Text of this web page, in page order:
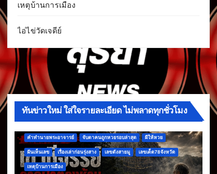
เหตุบ้านการเมือง
ไอ่ไข่วัดเจดีย์
ทันข่าวใหม่ ใส่ใจรายละเอียด ไม่พลาดทุกชั่วโมง
คำทำนายพระอาจารย์ จับตาคนถูกหวยรอบล่าสุด ผีให้หวย
ฝันเห็นเลข เรื่องเล่าก่อนรุ่งสาง เลขดังสายมู เลขเด็ด78จังหวัด
เหตุบ้านการเมือง